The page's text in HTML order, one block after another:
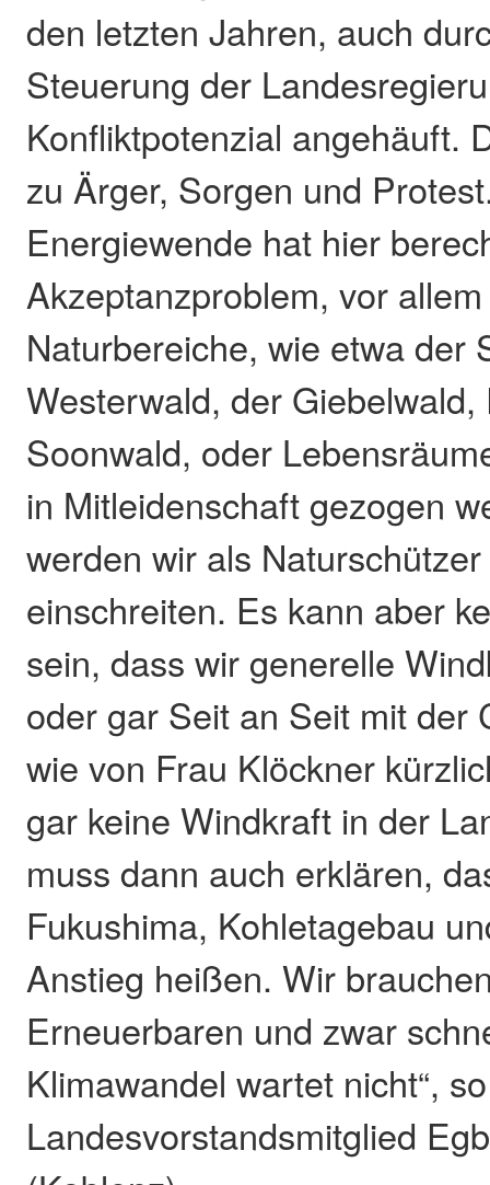
den letzten Jahren, auch
Steuerung der
Konfliktpotenzial angehäuft.
zu Ärger, Sorgen und
Energiewende hat hier
Akzeptanzproblem, vor
Naturbereiche, wie etwa der
Westerwald, der
Soonwald, oder
in Mitleidenschaft gezogen
werden wir als
einschreiten. Es kann aber
sein, dass wir generelle
oder gar Seit an Seit mit der
wie von Frau Klöckner
gar keine Windkraft in der
muss dann auch erklären,
Fukushima, Kohletagebau
Anstieg heißen. Wir
Erneuerbaren und zwar
Klimawandel wartet nicht“,
Landesvorstandsmitglied